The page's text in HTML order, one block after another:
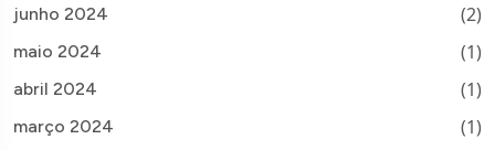
junho 2024 (2)
maio 2024 (1)
abril 2024 (1)
março 2024 (1)